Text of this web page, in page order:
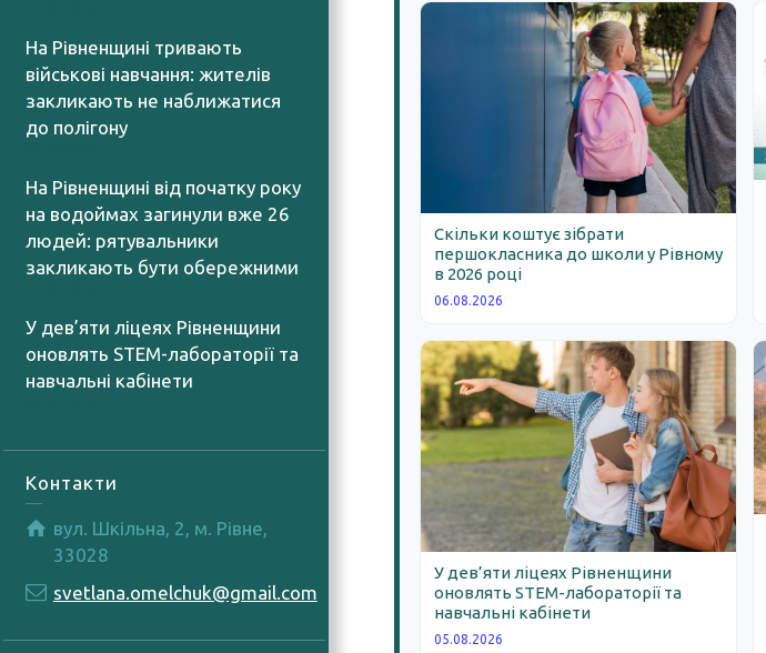
На Рівненщині тривають
військові навчання: жителів
закликають не наближатися
до полігону
На Рівненщині від початку року
на водоймах загинули вже 26
людей: рятувальники
закликають бути обережними
У дев’яти ліцеях Рівненщини
оновлять STEM-лабораторії та
навчальні кабінети
Контакти
вул. Шкільна, 2, м. Рівне,
33028
svetlana.omelchuk@gmail.com
Скільки коштує зібрати
першокласника до школи у Рівному
в 2026 році
06.08.2026
У дев’яти ліцеях Рівненщини
оновлять STEM-лабораторії та
навчальні кабінети
05.08.2026